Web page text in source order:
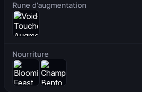
Rune d'augmentation
Nourriture